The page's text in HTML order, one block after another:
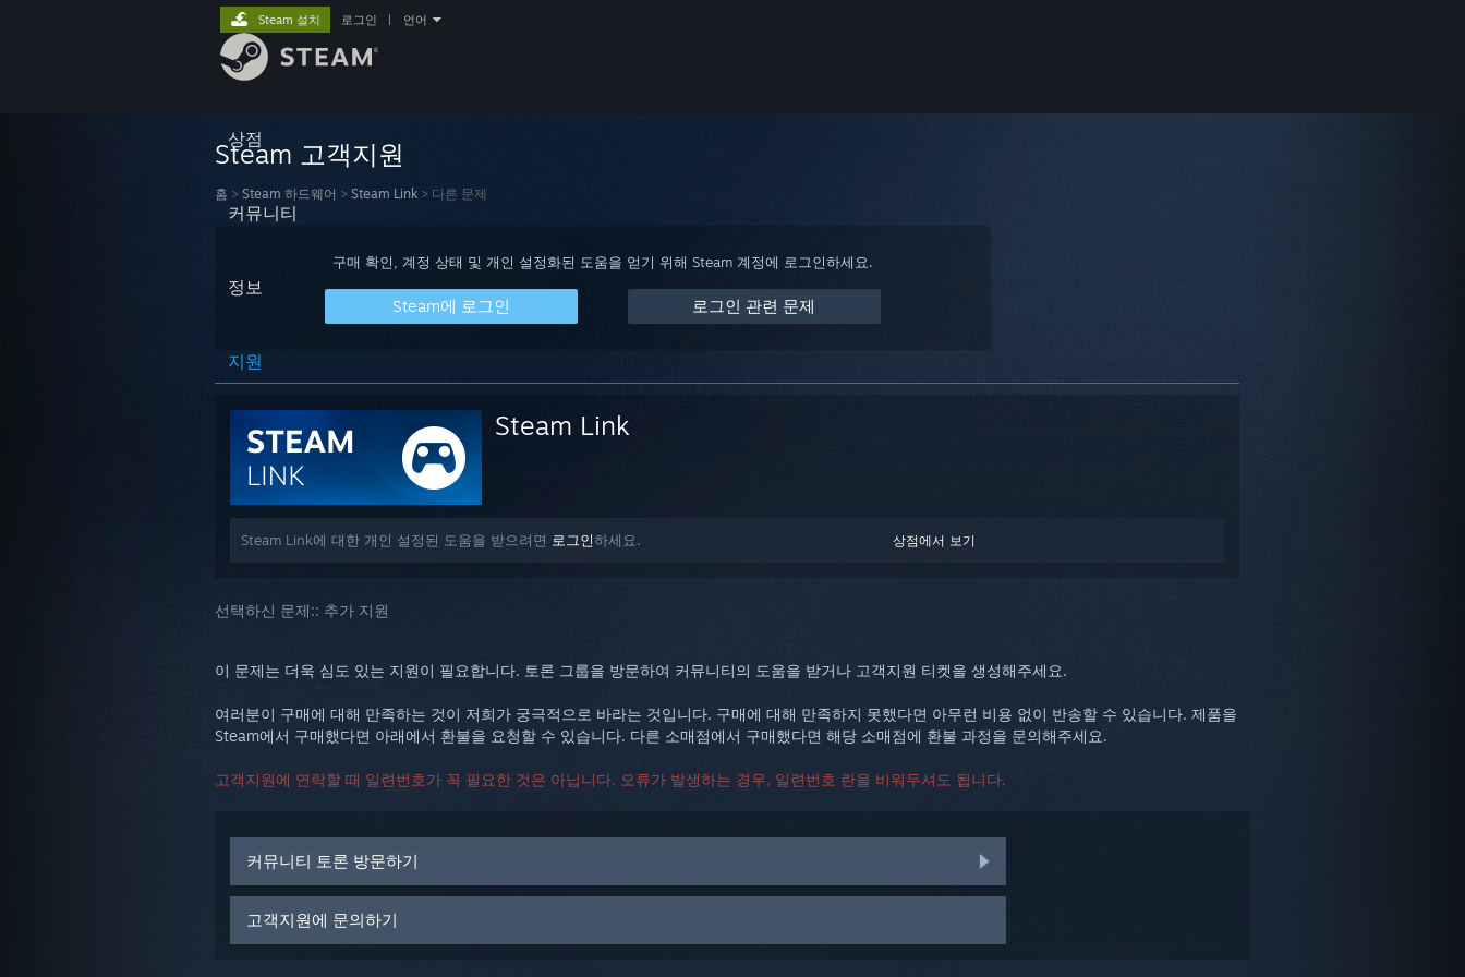
상점
커뮤니티
정보
지원
Steam 설치 로그인 언어
Steam 고객지원
홈 > Steam 하드웨어 > Steam Link > 다른 문제
구매 확인, 계정 상태 및 개인 설정화된 도움을 얻기 위해 Steam 계정에 로그인하세요.
Steam에 로그인 로그인 관련 문제
Steam Link
상점에서 보기
Steam Link에 대한 개인 설정된 도움을 받으려면 로그인하세요.
선택하신 문제:: 추가 지원
이 문제는 더욱 심도 있는 지원이 필요합니다. 토론 그룹을 방문하여 커뮤니티의 도움을 받거나 고객지원 티켓을 생성해주세요.
여러분이 구매에 대해 만족하는 것이 저희가 궁극적으로 바라는 것입니다. 구매에 대해 만족하지 못했다면 아무런 비용 없이 반송할 수 있습니다. 제품을
Steam에서 구매했다면 아래에서 환불을 요청할 수 있습니다. 다른 소매점에서 구매했다면 해당 소매점에 환불 과정을 문의해주세요.
고객지원에 연락할 때 일련번호가 꼭 필요한 것은 아닙니다. 오류가 발생하는 경우, 일련번호 란을 비워두셔도 됩니다.
커뮤니티 토론 방문하기
고객지원에 문의하기